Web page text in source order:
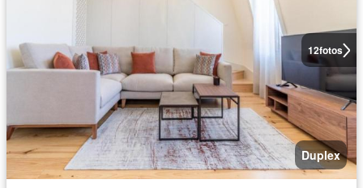
12fotos
Duplex